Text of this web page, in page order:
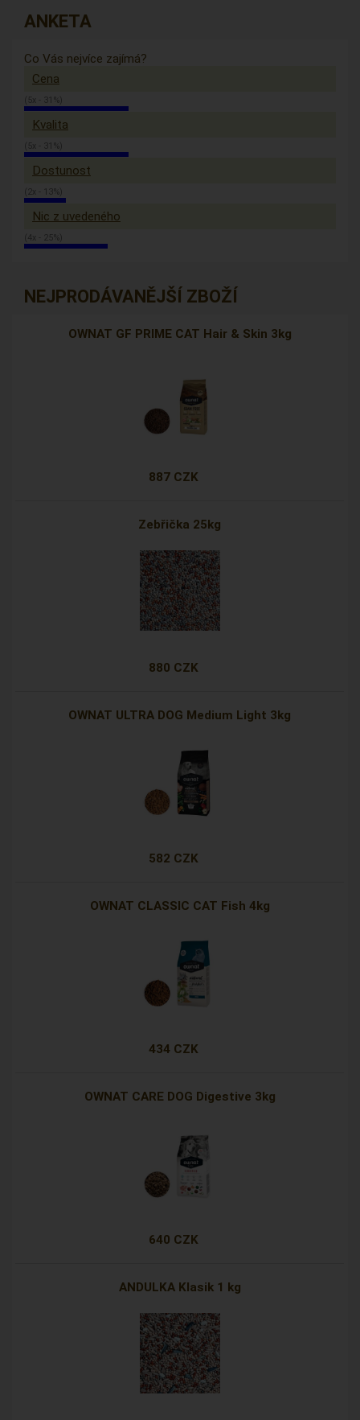
ANKETA
Co Vás nejvíce zajímá?
Cena
(5x - 31%)
Kvalita
(5x - 31%)
Dostunost
(2x - 13%)
Nic z uvedeného
(4x - 25%)
NEJPRODÁVANĚJŠÍ ZBOŽÍ
OWNAT GF PRIME CAT Hair & Skin 3kg
887 CZK
Zebřička 25kg
880 CZK
OWNAT ULTRA DOG Medium Light 3kg
582 CZK
OWNAT CLASSIC CAT Fish 4kg
434 CZK
OWNAT CARE DOG Digestive 3kg
640 CZK
ANDULKA Klasik 1 kg